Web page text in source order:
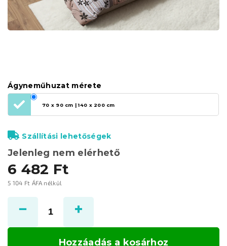
6 482 Ft
5 104 Ft ÁFA nélkül
Jelenleg nem elérhető
Ágyneműhuzat mérete
70 x 90 cm | 140 x 200 cm
Szállítási lehetőségek
Hozzáadás a kosárhoz